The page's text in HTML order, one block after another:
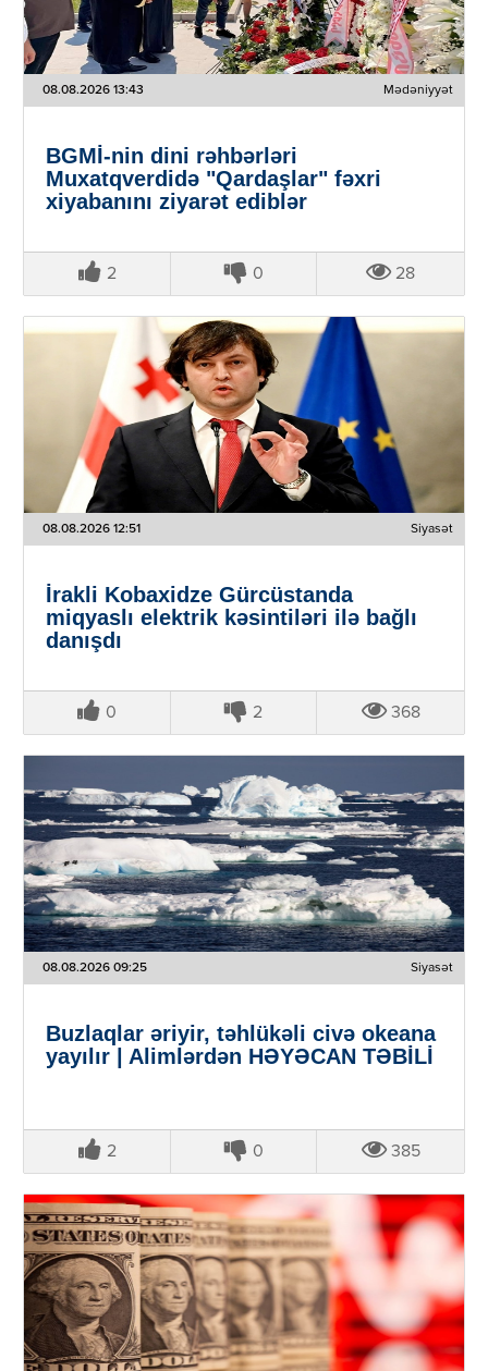
08.08.2026 13:43 Mədəniyyət
BGMİ-nin dini rəhbərləri
Muxatqverdidə "Qardaşlar" fəxri
xiyabanını ziyarət ediblər
2 0 28
08.08.2026 12:51 Siyasət
İrakli Kobaxidze Gürcüstanda
miqyaslı elektrik kəsintiləri ilə bağlı
danışdı
0 2 368
08.08.2026 09:25 Siyasət
Buzlaqlar əriyir, təhlükəli civə okeana
yayılır | Alimlərdən HƏYƏCAN TƏBİLİ
2 0 385